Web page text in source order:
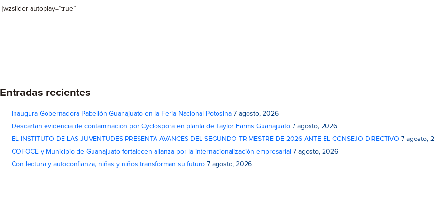
[wzslider autoplay=”true”]
Entradas recientes
Inaugura Gobernadora Pabellón Guanajuato en la Feria Nacional Potosina 7 agosto, 2026
Descartan evidencia de contaminación por Cyclospora en planta de Taylor Farms Guanajuato 7 agosto, 2026
EL INSTITUTO DE LAS JUVENTUDES PRESENTA AVANCES DEL SEGUNDO TRIMESTRE DE 2026 ANTE EL CONSEJO DIRECTIVO 7 agosto,
COFOCE y Municipio de Guanajuato fortalecen alianza por la internacionalización empresarial 7 agosto, 2026
Con lectura y autoconfianza, niñas y niños transforman su futuro 7 agosto, 2026